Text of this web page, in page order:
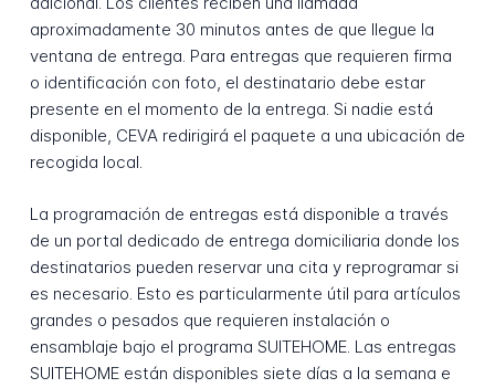
aproximadamente 30 minutos antes de que llegue la
ventana de entrega. Para entregas que requieren firma
o identificación con foto, el destinatario debe estar
presente en el momento de la entrega. Si nadie está
disponible, CEVA redirigirá el paquete a una ubicación de
recogida local.
La programación de entregas está disponible a través
de un portal dedicado de entrega domiciliaria donde los
destinatarios pueden reservar una cita y reprogramar si
es necesario. Esto es particularmente útil para artículos
grandes o pesados que requieren instalación o
ensamblaje bajo el programa SUITEHOME. Las entregas
SUITEHOME están disponibles siete días a la semana e